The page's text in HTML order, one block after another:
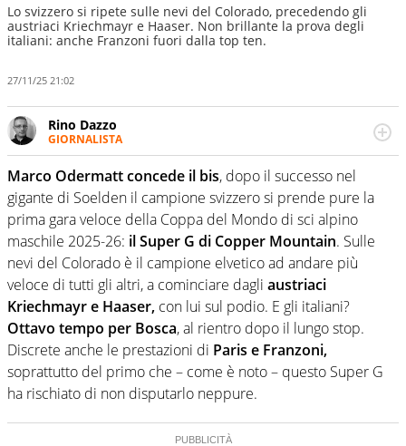
Lo svizzero si ripete sulle nevi del Colorado, precedendo gli
austriaci Kriechmayr e Haaser. Non brillante la prova degli
italiani: anche Franzoni fuori dalla top ten.
27/11/25 21:02
Rino Dazzo
GIORNALISTA
Se mai ci fosse modo di traslare il glossario del calcio in
una nicchia di esperti, lui ne farebbe parte. Non si perde
una svista arbitrale né gli umori social del mondo delle
curve
Marco Odermatt concede il bis, dopo il successo nel
gigante di Soelden il campione svizzero si prende pure la
prima gara veloce della Coppa del Mondo di sci alpino
maschile 2025-26: il Super G di Copper Mountain. Sulle
nevi del Colorado è il campione elvetico ad andare più
veloce di tutti gli altri, a cominciare dagli austriaci
Kriechmayr e Haaser, con lui sul podio. E gli italiani?
Ottavo tempo per Bosca, al rientro dopo il lungo stop.
Discrete anche le prestazioni di Paris e Franzoni,
soprattutto del primo che – come è noto – questo Super G
ha rischiato di non disputarlo neppure.